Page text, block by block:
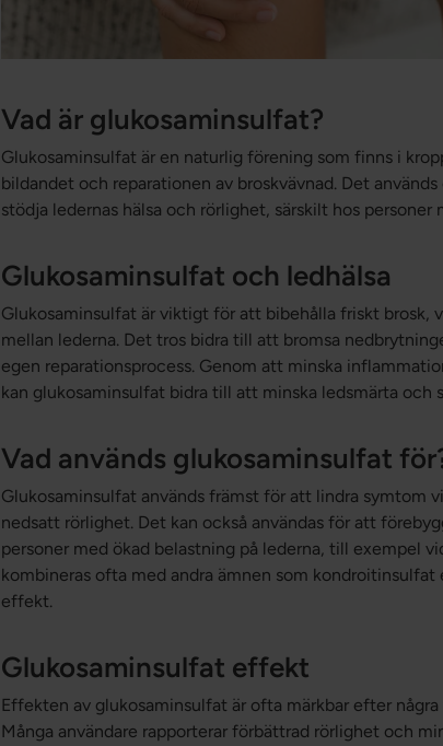
Vad är glukosaminsulfat?
Glukosaminsulfat är en naturlig förening som finns i
bildandet och reparationen av broskvävnad. Det
stödja ledernas hälsa och rörlighet, särskilt hos personer
Glukosaminsulfat och ledhälsa
Glukosaminsulfat är viktigt för att bibehålla friskt brosk,
mellan lederna. Det tros bidra till att bromsa
egen reparationsprocess. Genom att minska
kan glukosaminsulfat bidra till att minska ledsmärta och
Vad används glukosaminsulfat
Glukosaminsulfat används främst för att lindra symtom
nedsatt rörlighet. Det kan också användas för att
personer med ökad belastning på lederna, till exempel
kombineras ofta med andra ämnen som
effekt.
Glukosaminsulfat effekt
Effekten av glukosaminsulfat är ofta märkbar efter
Många användare rapporterar förbättrad rörlighet och